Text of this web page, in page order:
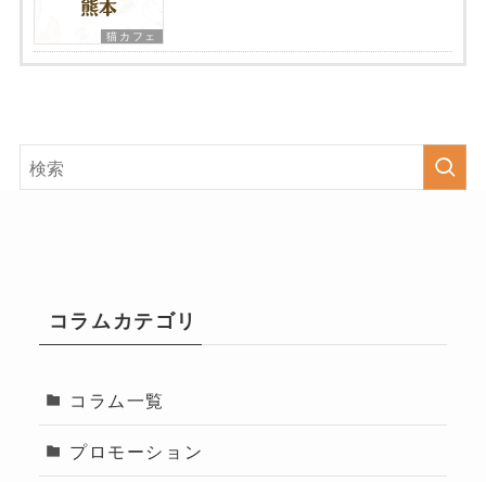
猫カフェ
コラムカテゴリ
コラム一覧
プロモーション